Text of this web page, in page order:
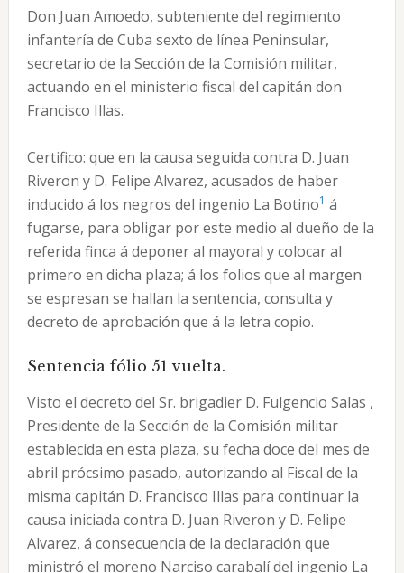
Don Juan Amoedo, subteniente del regimiento
infantería de Cuba sexto de línea Peninsular,
secretario de la Sección de la Comisión militar,
actuando en el ministerio fiscal del capitán don
Francisco Illas.
Certifico: que en la causa seguida contra D. Juan
Riveron y D. Felipe Alvarez, acusados de haber
inducido á los negros del ingenio La Botino1 á
fugarse, para obligar por este medio al dueño de la
referida finca á deponer al mayoral y colocar al
primero en dicha plaza; á los folios que al margen
se espresan se hallan la sentencia, consulta y
decreto de aprobación que á la letra copio.
Sentencia fólio 51 vuelta.
Visto el decreto del Sr. brigadier D. Fulgencio Salas ,
Presidente de la Sección de la Comisión militar
establecida en esta plaza, su fecha doce del mes de
abril prócsimo pasado, autorizando al Fiscal de la
misma capitán D. Francisco Illas para continuar la
causa iniciada contra D. Juan Riveron y D. Felipe
Alvarez, á consecuencia de la declaración que
ministró el moreno Narciso carabalí del ingenio La